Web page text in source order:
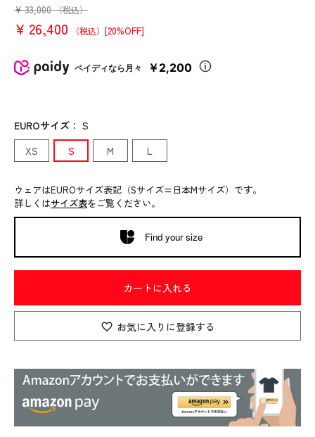
¥ 33,000 （税込）
¥ 26,400 （税込） [20%OFF]
ペイディなら月々 ￥2,200
EUROサイズ ： S
XS
S M L
ウェアはEUROサイズ表記（Sサイズ=日本Mサイズ）です。
詳しくはサイズ表をご覧ください。
Find your size
カートに入れる
お気に入りに登録する